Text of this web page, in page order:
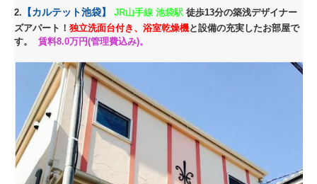
2. 【カルテット池袋】 JR山手線 池袋駅 徒歩13分の築浅デザイナー
ズアパート！ 独立洗面台付き、浴室乾燥機と設備の充実したお部屋で
す。
賃料8.0万円(管理費込み)。